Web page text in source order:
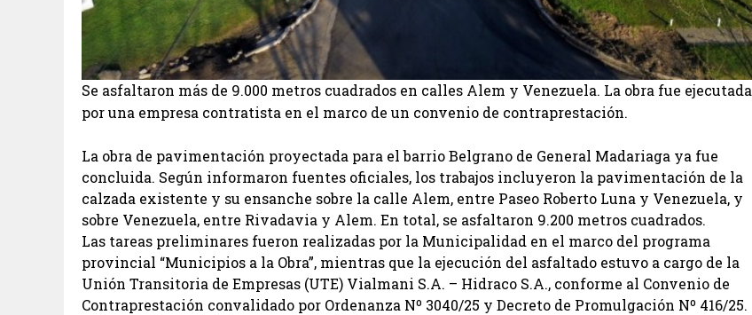
Se asfaltaron más de 9.000 metros cuadrados en calles Alem y Venezuela. La obra fue ejecutada
por una empresa contratista en el marco de un convenio de contraprestación.
La obra de pavimentación proyectada para el barrio Belgrano de General Madariaga ya fue
concluida. Según informaron fuentes oficiales, los trabajos incluyeron la pavimentación de la
calzada existente y su ensanche sobre la calle Alem, entre Paseo Roberto Luna y Venezuela, y
sobre Venezuela, entre Rivadavia y Alem. En total, se asfaltaron 9.200 metros cuadrados.
Las tareas preliminares fueron realizadas por la Municipalidad en el marco del programa
provincial “Municipios a la Obra”, mientras que la ejecución del asfaltado estuvo a cargo de la
Unión Transitoria de Empresas (UTE) Vialmani S.A. – Hidraco S.A., conforme al Convenio de
Contraprestación convalidado por Ordenanza Nº 3040/25 y Decreto de Promulgación Nº 416/25.